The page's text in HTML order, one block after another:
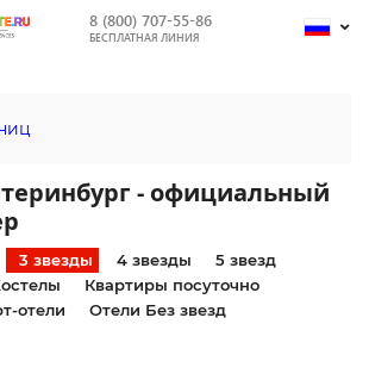
8 (800) 707-55-86
БЕСПЛАТНАЯ ЛИНИЯ
- официальный
3 звезды 4 звезды
5 звезд
Квартиры посуточно
отели Отели Без звезд